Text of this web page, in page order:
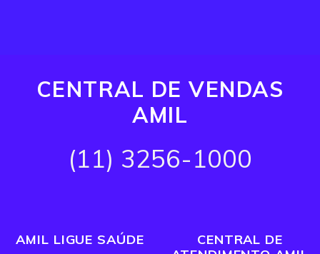
CENTRAL DE VENDAS
AMIL
(11) 3256-1000
AMIL LIGUE SAÚDE
CENTRAL DE